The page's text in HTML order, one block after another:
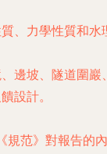
、力學性質和水
邊坡、隧道圍巖
設計。
規范》對報告的內